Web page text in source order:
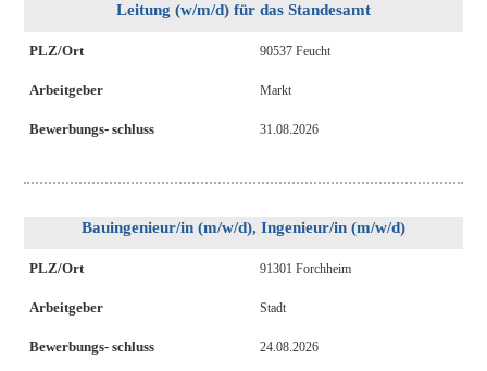
Leitung (w/m/d) für das Standesamt
PLZ/Ort
Arbeitgeber
Bewerbungs- schluss
90537 Feucht
Markt
31.08.2026
Bauingenieur/in (m/w/d), Ingenieur/in (m/w/d)
PLZ/Ort
Arbeitgeber
Bewerbungs- schluss
91301 Forchheim
Stadt
24.08.2026